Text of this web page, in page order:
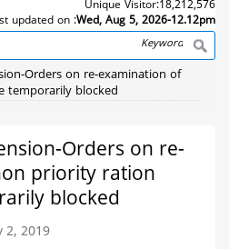
Unique Visitor:18,212,576
updated on :Wed, Aug 5, 2026-12.12pm
Search
Orders on re-examination of
temporarily blocked
Orders on re-
priority ration
blocked
2, 2019